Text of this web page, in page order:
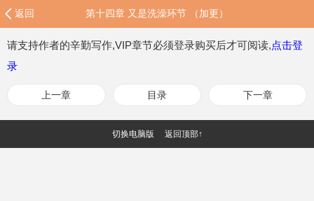
返回 第十四章 又是洗澡环节 （加更）
请支持作者的辛勤写作,VIP章节必须登录购买后才可阅读,点击登
录
上一章 目录 下一章
切换电脑版 返回顶部↑